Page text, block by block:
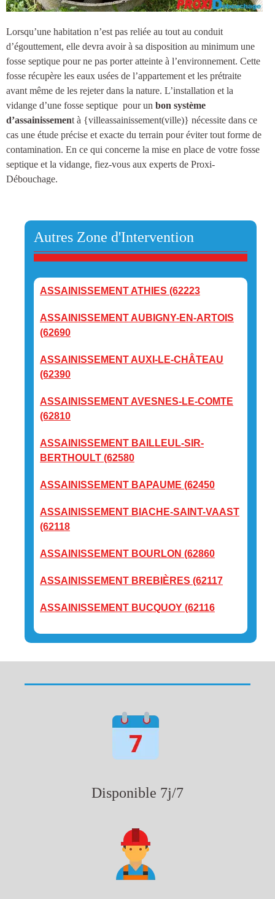
Lorsqu’une habitation n’est pas reliée au tout au conduit
d’égouttement, elle devra avoir à sa disposition au minimum une
fosse septique pour ne pas porter atteinte à l’environnement. Cette
fosse récupère les eaux usées de l’appartement et les prétraite
avant même de les rejeter dans la nature. L’installation et la
vidange d’une fosse septique pour un bon système
d’assainissement à {villeassainissement(ville)} nécessite dans ce
cas une étude précise et exacte du terrain pour éviter tout forme de
contamination. En ce qui concerne la mise en place de votre fosse
septique et la vidange, fiez-vous aux experts de Proxi-
Débouchage.
Autres Zone d'Intervention
ASSAINISSEMENT ATHIES (62223
ASSAINISSEMENT AUBIGNY-EN-ARTOIS
(62690
ASSAINISSEMENT AUXI-LE-CHÂTEAU
(62390
ASSAINISSEMENT AVESNES-LE-COMTE
(62810
ASSAINISSEMENT BAILLEUL-SIR-
BERTHOULT (62580
ASSAINISSEMENT BAPAUME (62450
ASSAINISSEMENT BIACHE-SAINT-VAAST
(62118
ASSAINISSEMENT BOURLON (62860
ASSAINISSEMENT BREBIÈRES (62117
ASSAINISSEMENT BUCQUOY (62116
Disponible 7j/7